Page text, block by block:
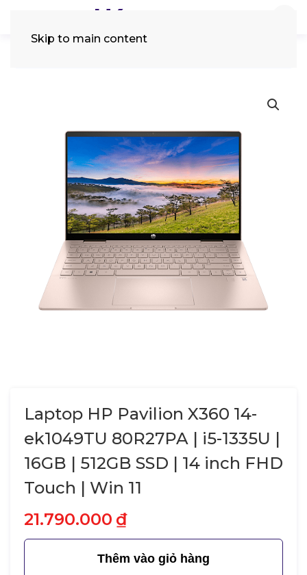
Skip to main content
Laptop HP Pavilion X360 14-
ek1049TU 80R27PA | i5-1335U |
16GB | 512GB SSD | 14 inch FHD
Touch | Win 11
21.790.000 ₫
Thêm vào giỏ hàng